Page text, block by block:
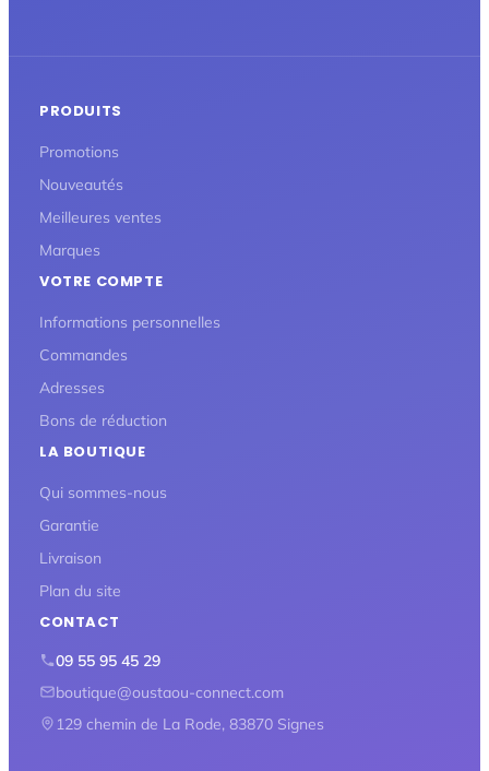
PRODUITS
Promotions
Nouveautés
Meilleures ventes
Marques
VOTRE COMPTE
Informations personnelles
Commandes
Adresses
Bons de réduction
LA BOUTIQUE
Qui sommes-nous
Garantie
Livraison
Plan du site
CONTACT
09 55 95 45 29
boutique@oustaou-connect.com
129 chemin de La Rode, 83870 Signes